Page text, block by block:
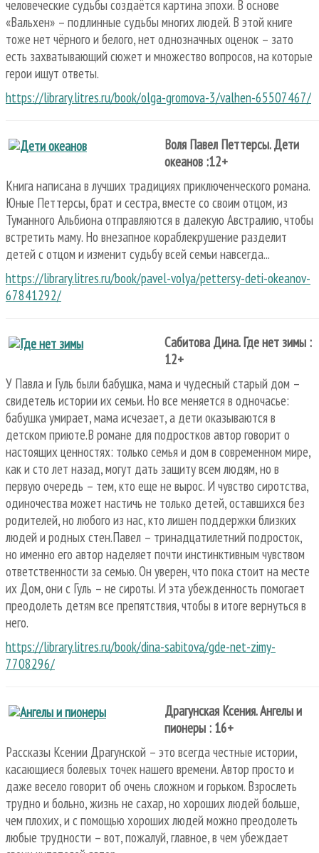
человеческие судьбы создаётся картина эпохи. В основе
«Вальхен» – подлинные судьбы многих людей. В этой книге
тоже нет чёрного и белого, нет однозначных оценок – зато
есть захватывающий сюжет и множество вопросов, на которые
герои ищут ответы.
https://library.litres.ru/book/olga-gromova-3/valhen-65507467/
Воля Павел Петтерсы. Дети
океанов :12+
Книга написана в лучших традициях приключенческого романа.
Юные Петтерсы, брат и сестра, вместе со своим отцом, из
Туманного Альбиона отправляются в далекую Австралию, чтобы
встретить маму. Но внезапное кораблекрушение разделит
детей с отцом и изменит судьбу всей семьи навсегда...
https://library.litres.ru/book/pavel-volya/pettersy-deti-okeanov-
67841292/
Сабитова Дина. Где нет зимы :
12+
У Павла и Гуль были бабушка, мама и чудесный старый дом –
свидетель истории их семьи. Но все меняется в одночасье:
бабушка умирает, мама исчезает, а дети оказываются в
детском приюте.В романе для подростков автор говорит о
настоящих ценностях: только семья и дом в современном мире,
как и сто лет назад, могут дать защиту всем людям, но в
первую очередь – тем, кто еще не вырос. И чувство сиротства,
одиночества может настичь не только детей, оставшихся без
родителей, но любого из нас, кто лишен поддержки близких
людей и родных стен.Павел – тринадцатилетний подросток,
но именно его автор наделяет почти инстинктивным чувством
ответственности за семью. Он уверен, что пока стоит на месте
их Дом, они с Гуль – не сироты. И эта убежденность помогает
преодолеть детям все препятствия, чтобы в итоге вернуться в
него.
https://library.litres.ru/book/dina-sabitova/gde-net-zimy-
7708296/
Драгунская Ксения. Ангелы и
пионеры : 16+
Рассказы Ксении Драгунской – это всегда честные истории,
касающиеся болевых точек нашего времени. Автор просто и
даже весело говорит об очень сложном и горьком. Взрослеть
трудно и больно, жизнь не сахар, но хороших людей больше,
чем плохих, и с помощью хороших людей можно преодолеть
любые трудности – вот, пожалуй, главное, в чем убеждает